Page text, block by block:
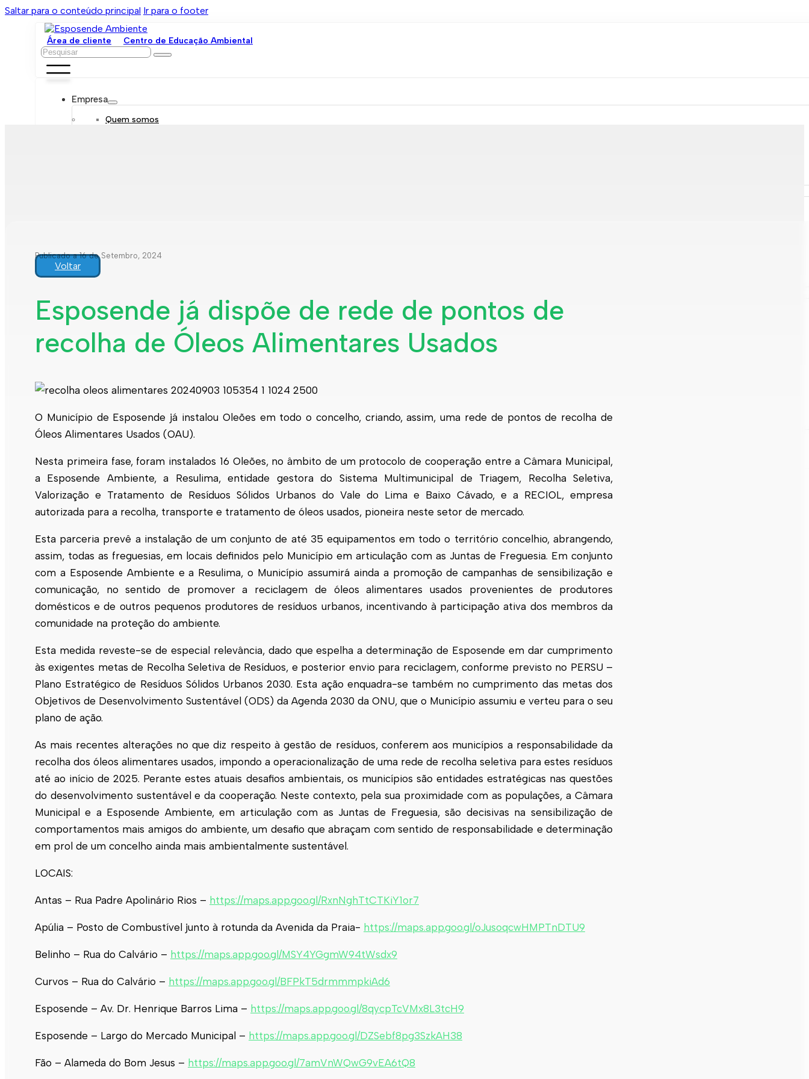
Saltar para o conteúdo principal Ir para o footer
Área de cliente Centro de Educação Ambiental
Pesquisar
Empresa
Quem somos
Recolha de resíduos
Comunicação de leituras
Rede de abastecimento de água
Rede de águas residuais
Rede de águas pluviais
Limpeza urbana
Gestão de resíduos
Empreitadas
Fontanários
Indicadores ERSAR
Qualidade da água
Publicado a 16 de Setembro, 2024
Voltar
Esposende já dispõe de rede de pontos de
recolha de Óleos Alimentares Usados
O Município de Esposende já instalou Oleões em todo o concelho, criando, assim, uma rede de pontos de recolha de
Óleos Alimentares Usados (OAU).
Nesta primeira fase, foram instalados 16 Oleões, no âmbito de um protocolo de cooperação entre a Câmara Municipal,
a Esposende Ambiente, a Resulima, entidade gestora do Sistema Multimunicipal de Triagem, Recolha Seletiva,
Valorização e Tratamento de Resíduos Sólidos Urbanos do Vale do Lima e Baixo Cávado, e a RECIOL, empresa
autorizada para a recolha, transporte e tratamento de óleos usados, pioneira neste setor de mercado.
Esta parceria prevê a instalação de um conjunto de até 35 equipamentos em todo o território concelhio, abrangendo,
assim, todas as freguesias, em locais definidos pelo Município em articulação com as Juntas de Freguesia. Em conjunto
com a Esposende Ambiente e a Resulima, o Município assumirá ainda a promoção de campanhas de sensibilização e
comunicação, no sentido de promover a reciclagem de óleos alimentares usados provenientes de produtores
domésticos e de outros pequenos produtores de resíduos urbanos, incentivando à participação ativa dos membros da
comunidade na proteção do ambiente.
Esta medida reveste-se de especial relevância, dado que espelha a determinação de Esposende em dar cumprimento
às exigentes metas de Recolha Seletiva de Resíduos, e posterior envio para reciclagem, conforme previsto no PERSU –
Plano Estratégico de Resíduos Sólidos Urbanos 2030. Esta ação enquadra-se também no cumprimento das metas dos
Objetivos de Desenvolvimento Sustentável (ODS) da Agenda 2030 da ONU, que o Município assumiu e verteu para o seu
plano de ação.
As mais recentes alterações no que diz respeito à gestão de resíduos, conferem aos municípios a responsabilidade da
recolha dos óleos alimentares usados, impondo a operacionalização de uma rede de recolha seletiva para estes resíduos
até ao início de 2025. Perante estes atuais desafios ambientais, os municípios são entidades estratégicas nas questões
do desenvolvimento sustentável e da cooperação. Neste contexto, pela sua proximidade com as populações, a Câmara
Municipal e a Esposende Ambiente, em articulação com as Juntas de Freguesia, são decisivas na sensibilização de
comportamentos mais amigos do ambiente, um desafio que abraçam com sentido de responsabilidade e determinação
em prol de um concelho ainda mais ambientalmente sustentável.
LOCAIS:
Antas – Rua Padre Apolinário Rios – https://maps.app.goo.gl/RxnNghTtCTKiY1or7
Apúlia – Posto de Combustível junto à rotunda da Avenida da Praia- https://maps.app.goo.gl/oJusoqcwHMPTnDTU9
Belinho – Rua do Calvário – https://maps.app.goo.gl/MSY4YGgmW94tWsdx9
Curvos – Rua do Calvário – https://maps.app.goo.gl/BFPkT5drmmmpkiAd6
Esposende – Av. Dr. Henrique Barros Lima – https://maps.app.goo.gl/8qycpTcVMx8L3tcH9
Esposende – Largo do Mercado Municipal – https://maps.app.goo.gl/DZSebf8pg3SzkAH38
Fão – Alameda do Bom Jesus – https://maps.app.goo.gl/7amVnWQwG9vEA6tQ8